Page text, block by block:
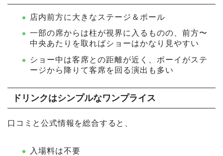
店内前方に大きなステージ＆ポール
一部の席からは柱が視界に入るものの、前方〜
中央あたりを取ればショーはかなり見やすい
ショー中は客席との距離が近く、ボーイがステ
ージから降りて客席を回る演出も多い
ドリンクはシンプルなワンプライス
口コミと公式情報を総合すると、
入場料は不要